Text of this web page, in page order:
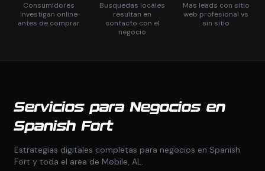
Consumidores
investigan online
antes de comprar
Busquedas locales
resultan en
contacto con el
negocio
Mas leads con sitio
web profesional vs
sin sitio
Servicios para Negocios en
Spanish Fort
Estrategias digitales completas para negocios en Spanish
Fort y toda el area de Mobile, AL.